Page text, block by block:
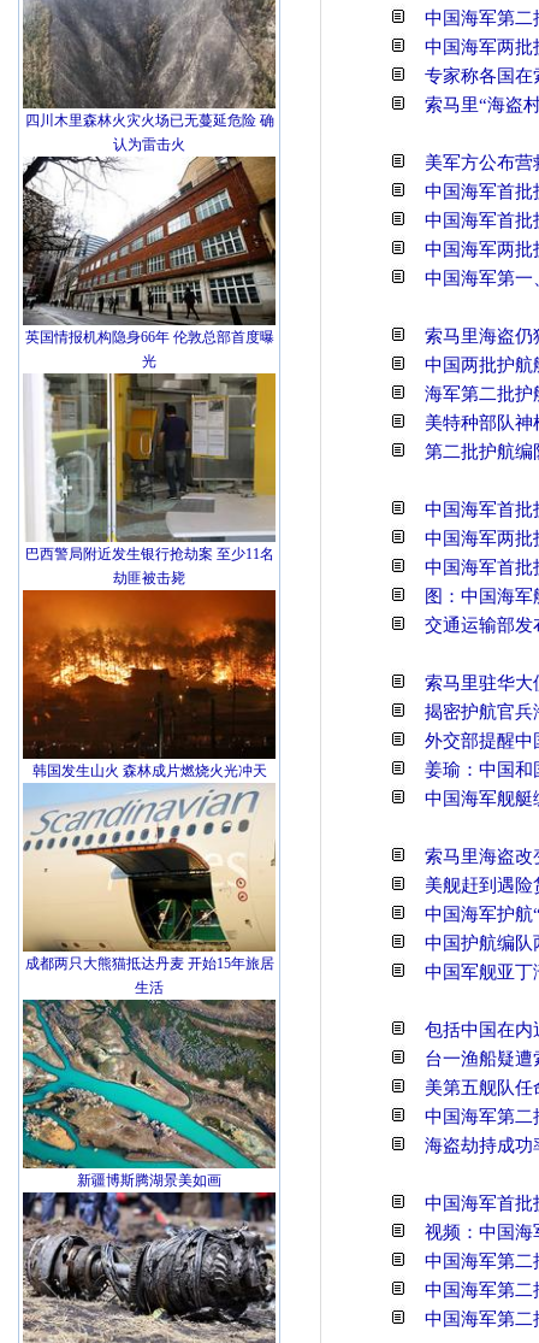
四川木里森林火灾火场已无蔓延危险 确
认为雷击火
英国情报机构隐身66年 伦敦总部首度曝
光
巴西警局附近发生银行抢劫案 至少11名
劫匪被击毙
韩国发生山火 森林成片燃烧火光冲天
成都两只大熊猫抵达丹麦 开始15年旅居
生活
新疆博斯腾湖景美如画
中国海军第二
中国海军两批
专家称各国在
索马里“海盗
美军方公布
中国海军首批
中国海军首批
中国海军两批
中国海军第一
索马里海盗仍
中国两批护航
海军第二批护
美特种部队
第二批护航编
中国海军首批
中国海军两批
中国海军首批
图：中国海
交通运输部发
索马里驻华大
揭密护航官兵
外交部提醒中
姜瑜：中国和
中国海军舰艇
索马里海盗改
美舰赶到遇
中国海军护航
中国护航编队
中国军舰亚丁
包括中国在内
台一渔船疑
美第五舰队
中国海军第二
海盗劫持成功
中国海军首批
视频：中国海
中国海军第二
中国海军第二
中国海军第二